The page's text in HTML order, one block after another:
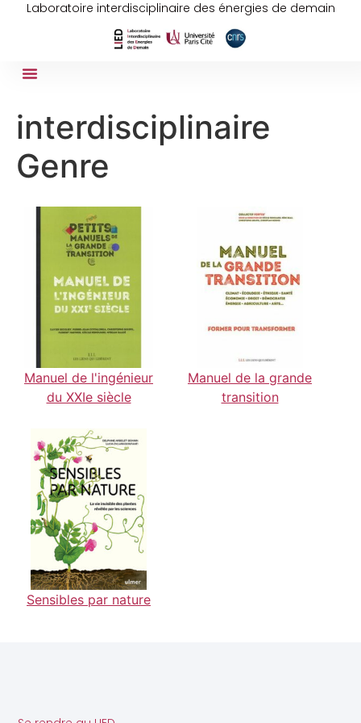
Laboratoire interdisciplinaire des énergies de demain
interdisciplinaire
Genre
Manuel de l'ingénieur
du XXIe siècle
Manuel de la grande
transition
Sensibles par nature